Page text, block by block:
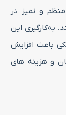
منظم و تمیز در
به‌کارگیری این
باعث افزایش
و هزینه‌ های